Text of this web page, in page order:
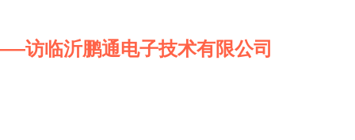
访临沂鹏通电子技术有限公司